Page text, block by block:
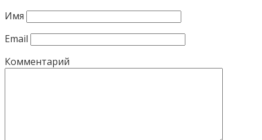
Имя
Email
Комментарий